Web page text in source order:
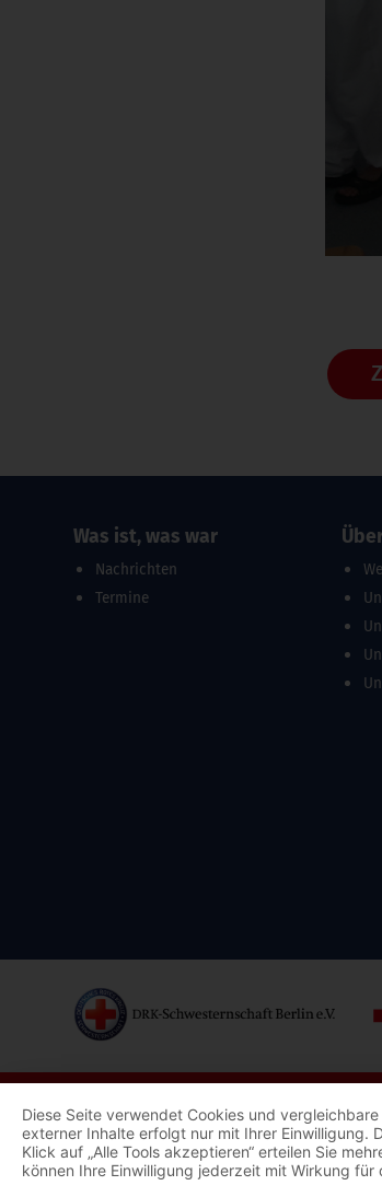
Was ist, was war
Nachrichten
Termine
Diese Seite verwendet Cookies und
externer Inhalte erfolgt nur mit Ihrer Einwilligung.
Klick auf „Alle Tools akzeptieren“ erteilen Sie
können Ihre Einwilligung jederzeit mit Wirkung